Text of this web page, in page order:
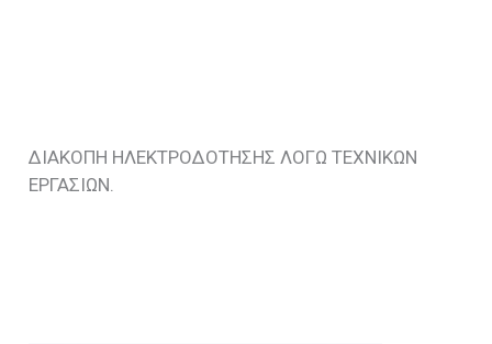
ΔΙΑΚΟΠΗ ΗΛΕΚΤΡΟΔΟΤΗΣΗΣ ΛΟΓΩ ΤΕΧΝΙΚΩΝ
ΕΡΓΑΣΙΩΝ.